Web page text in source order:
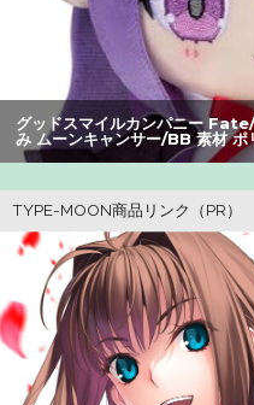
【朗報】アマガミの棚町
なる：26/08/03のニュース
【衝撃】ハンターハンター
る。クルタ族の虐殺犯人
26/08/02のニュース
【警告】社会人「スムー
美容にいいんだよね〜」
【画像】瀬戸環奈（セトカ
でシコらせにくるｗｗｗ
グッドスマイルカンパニー
み ムーンキャンサー/BB 素材